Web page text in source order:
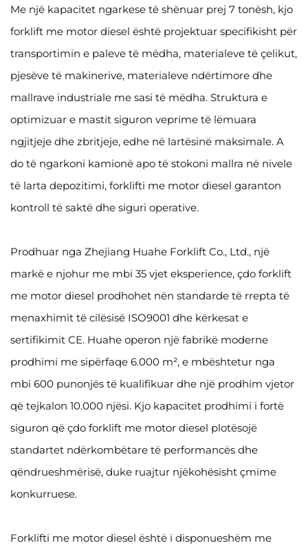
Me një kapacitet ngarkese të shënuar prej 7 tonësh, kjo
forklift me motor diesel është projektuar specifikisht për
transportimin e paleve të mëdha, materialeve të çelikut,
pjesëve të makinerive, materialeve ndërtimore dhe
mallrave industriale me sasi të mëdha. Struktura e
optimizuar e mastit siguron veprime të lëmuara
ngjitjeje dhe zbritjeje, edhe në lartësinë maksimale. A
do të ngarkoni kamionë apo të stokoni mallra në nivele
të larta depozitimi, forklifti me motor diesel garanton
kontroll të saktë dhe siguri operative.
Prodhuar nga Zhejiang Huahe Forklift Co., Ltd., një
markë e njohur me mbi 35 vjet eksperience, çdo forklift
me motor diesel prodhohet nën standarde të rrepta të
menaxhimit të cilësisë ISO9001 dhe kërkesat e
sertifikimit CE. Huahe operon një fabrikë moderne
prodhimi me sipërfaqe 6.000 m², e mbështetur nga
mbi 600 punonjës të kualifikuar dhe një prodhim vjetor
që tejkalon 10.000 njësi. Kjo kapacitet prodhimi i fortë
siguron që çdo forklift me motor diesel plotësojë
standartet ndërkombëtare të performancës dhe
qëndrueshmërisë, duke ruajtur njëkohësisht çmime
konkurruese.
Forklifti me motor diesel është i disponueshëm me